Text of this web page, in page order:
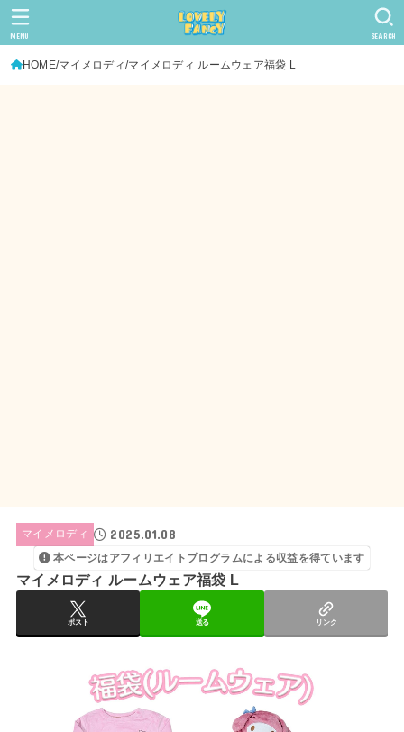
SEARCH
MENU
HOME マイメロディ マイメロディ ルームウェア福袋 L
マイメロディ 2025.01.08
本ページはアフィリエイトプログラムによる収益を得ています
マイメロディ ルームウェア福袋 L
ポスト 送る リンク